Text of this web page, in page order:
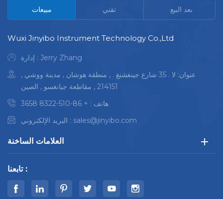
، وتوليد النتائج والتقارير
عملية بسيطة ، والتقاط
تعويض تلقائي ، كل
صورة واضحة ، تصفح
تستخدم في صناعة
قطع غيار السيارات
والفضاء والتشحيم
إرضاء فولكس فاجن
وبي إم دبليو وجنرال
الأخرى
الفعال: 130 نانومتر -
800 نانومتر.
لتلبية احتياجات توسع
سهل التشغيل
مبيعات تقني < بعد البيع
Wuxi Jinyibo Instrument Technology Co.,Ltd
إدارة : Jerry Zhang
عنوان: لا . 35 شارع جينغشنغ . , منطقة هوشان , مدينة ووشي ,
214151 , مقاطعة جيانغسو , الصين
هاتف : + 86-510-8322 3658
البريد الإلكتروني : sales@jinyibo.com
العلامات الساخنة
تابعنا :